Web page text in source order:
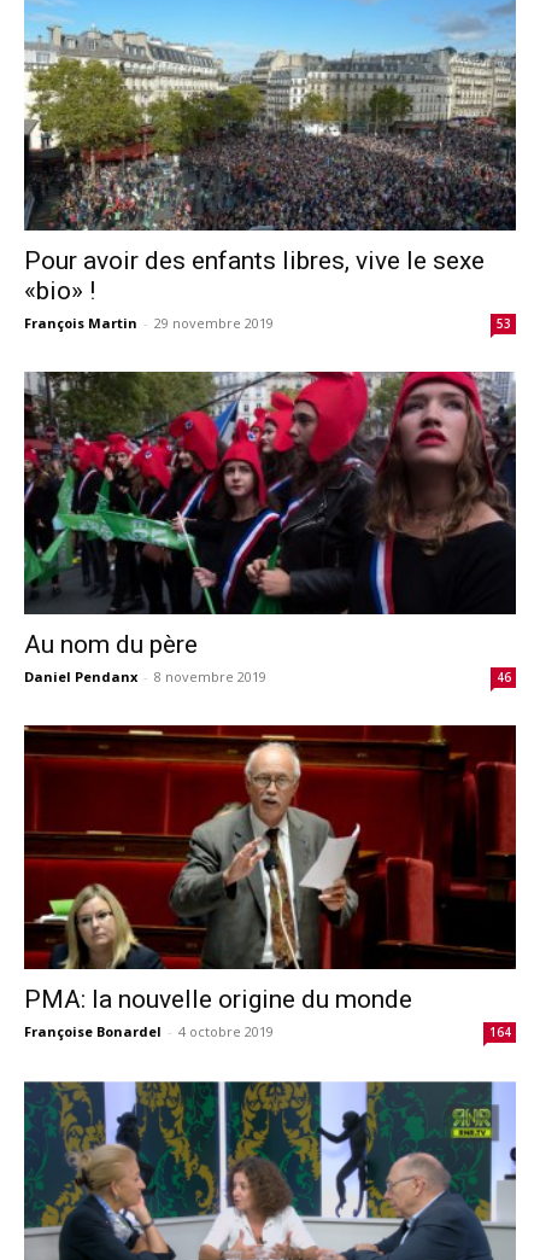
Pour avoir des enfants libres, vive le sexe
«bio» !
François Martin - 29 novembre 2019 53
Au nom du père
Daniel Pendanx - 8 novembre 2019 46
PMA: la nouvelle origine du monde
Françoise Bonardel - 4 octobre 2019 164